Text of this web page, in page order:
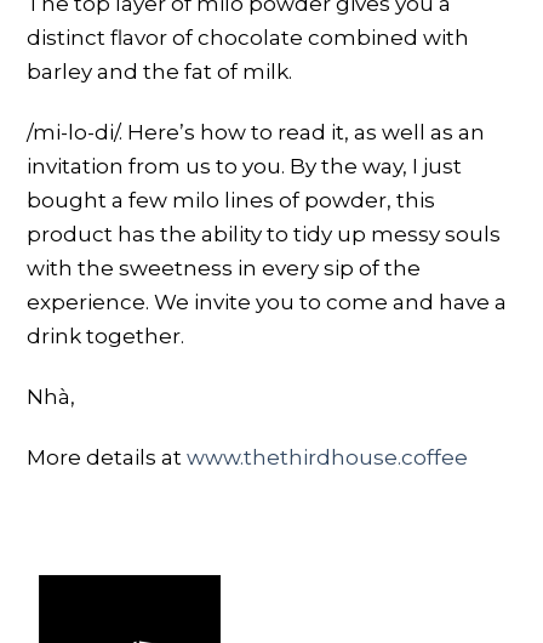
distinct flavor of chocolate combined with
barley and the fat of milk.
/mi-lo-di/. Here’s how to read it, as well as an
invitation from us to you. By the way, I just
bought a few milo lines of powder, this
product has the ability to tidy up messy souls
with the sweetness in every sip of the
experience. We invite you to come and have a
drink together.
Nhà,
More details atwww.thethirdhouse.coffee